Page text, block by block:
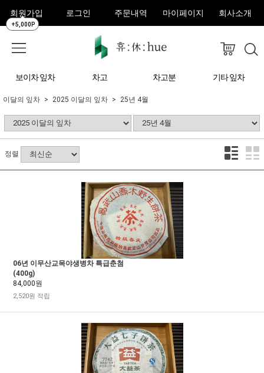
회원가입
+5,000P
로그인 주문내역 마이페이지 회사소개
보이차 잎차 차고 차고분 기타 잎차
이달의 잎차 2025 이달의 잎차 25년 4월
정렬
06년 이무산교목야생병차 특급춘첨
(400g)
84,000원
2,520원 적립